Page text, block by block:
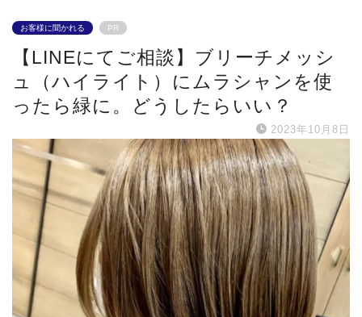
お客様に聞かれる PR
【LINEにてご相談】ブリーチメッシ
ュ（ハイライト）にムラシャンを使
ったら緑に。どうしたらいい？
2023年10月8日